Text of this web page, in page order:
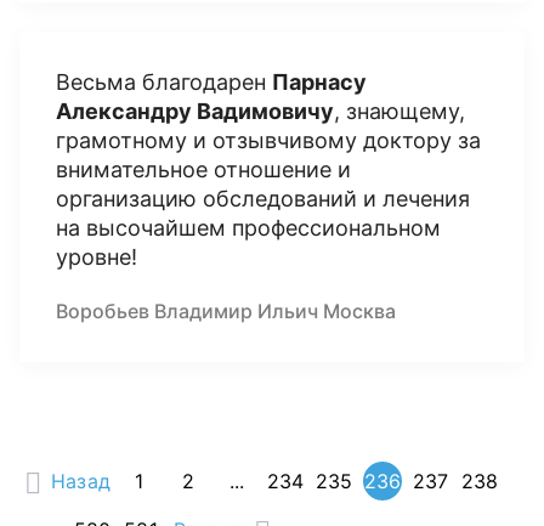
Весьма благодарен Парнасу
Александру Вадимовичу, знающему,
грамотному и отзывчивому доктору за
внимательное отношение и
организацию обследований и лечения
на высочайшем профессиональном
уровне!
Воробьев Владимир Ильич Москва
Назад 1 2 ... 234 235 236 237 238